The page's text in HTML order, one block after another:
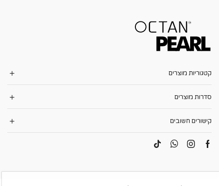
קטגוריות מוצרים
סדרות מוצרים
קישורים חשובים